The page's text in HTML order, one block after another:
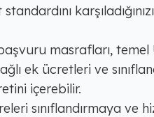
masrafları,
ek ücretleri ve
içerebilir.
sınıflandırmaya ve